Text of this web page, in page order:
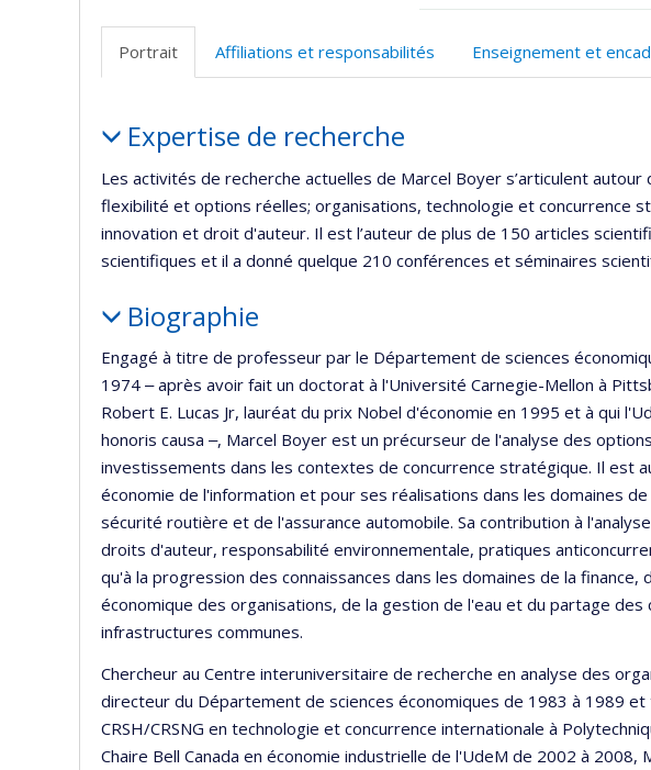
Page
(faculté,département,école)
CV Wiki
Autre
Portrait Affiliations et responsabilités Enseignement et
Expertise de recherche
Les activités de recherche actuelles de Marcel Boyer s’articulent
flexibilité et options réelles; organisations, technologie et concurrence
innovation et droit d'auteur. Il est l’auteur de plus de 150 articles
scientifiques et il a donné quelque 210 conférences et séminaires
Biographie
Engagé à titre de professeur par le Département de sciences
1974 ‒ après avoir fait un doctorat à l'Université Carnegie-Mellon à
Robert E. Lucas Jr, lauréat du prix Nobel d'économie en 1995 et à qui
honoris causa ‒, Marcel Boyer est un précurseur de l'analyse des
investissements dans les contextes de concurrence stratégique. Il est
économie de l'information et pour ses réalisations dans les domaines
sécurité routière et de l'assurance automobile. Sa contribution à
droits d'auteur, responsabilité environnementale, pratiques
qu'à la progression des connaissances dans les domaines de la finance,
économique des organisations, de la gestion de l'eau et du partage
infrastructures communes.
Chercheur au Centre interuniversitaire de recherche en analyse des
directeur du Département de sciences économiques de 1983 à 1989 et
CRSH/CRSNG en technologie et concurrence internationale à
Chaire Bell Canada en économie industrielle de l'UdeM de 2002 à 2008,